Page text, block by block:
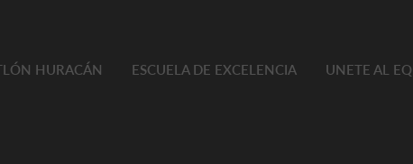
HURACÁN ESCUELA DE EXCELENCIA UNETE AL